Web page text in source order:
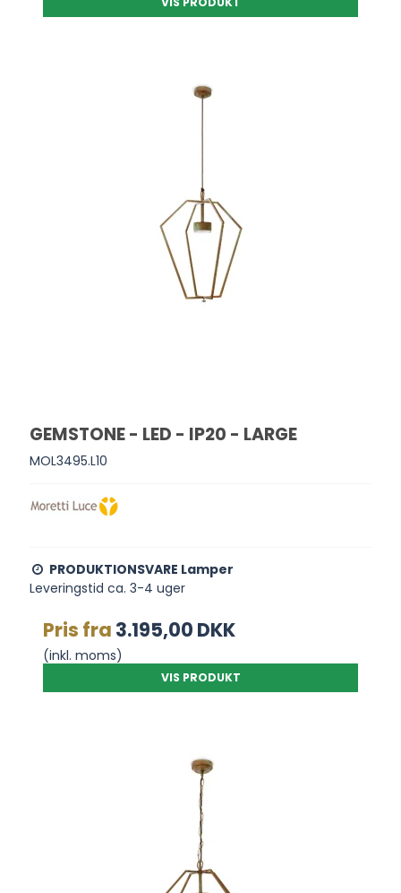
GEMSTONE - LED - IP20 - LARGE
MOL3495.L10
PRODUKTIONSVARE Lamper
Leveringstid ca. 3-4 uger
Pris fra 3.195,00 DKK
(inkl. moms)
VIS PRODUKT